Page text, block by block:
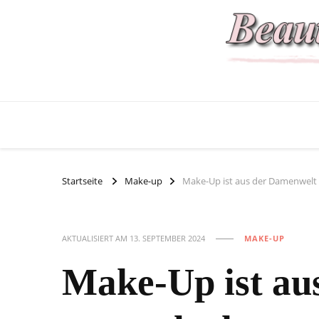
Startseite Make-up Make-Up ist aus der
AKTUALISIERT AM 13. SEPTEMBER 2024 MAKE-UP
Make-Up ist